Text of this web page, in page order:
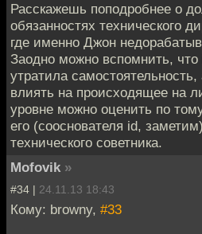
Расскажешь поподробнее о
обязанностях технического
где именно Джон
Заодно можно вспомнить,
утратила
влиять на происходящее на
уровне можно оценить по
его (сооснователя id,
технического советника.
Mofovik »
#34 | 24.11.13 18:43
Кому: browny, #33